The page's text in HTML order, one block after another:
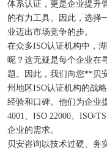
体系认证，更是企业提升
的有力工具。因此，选择
业迈出市场竞争的步。
在众多ISO认证机构中，
呢？这无疑是每个企业在
题。因此，我们向您**贝
州地区ISO认证机构的战
经验和口碑。他们为企业
4001、ISO 22000、ISO/
企业的需求。
贝安咨询以技术过硬、务